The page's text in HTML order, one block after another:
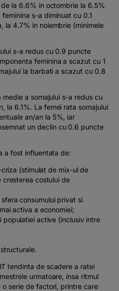
la 6.6% in octombrie la 6.5%
s-a diminuat cu 0.1
la 4.7% in noiembrie (minimele
s-a redus cu 0.9 puncte
feminina a scazut cu 1
la barbati a scazut cu 0.8
a somajului s-a redus cu
la 6.1%. La femei rata somajului
an/an la 5%, iar
un declin cu 0.6 puncte
a fost influentata de:
(stimulat de mix-ul de
cresterea costului de
consumului privat si
activa a economiei;
populatiei active (inclusiv intre
tendinta de scadere a ratei
urmatoare, insa ritmul
serie de factori, printre care